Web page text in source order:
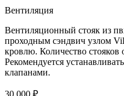
Вентиляция
Вентиляционный стояк из
проходным сэндвич узлом
кровлю. Количество стояков
Рекомендуется
клапанами.
30 000 ₽